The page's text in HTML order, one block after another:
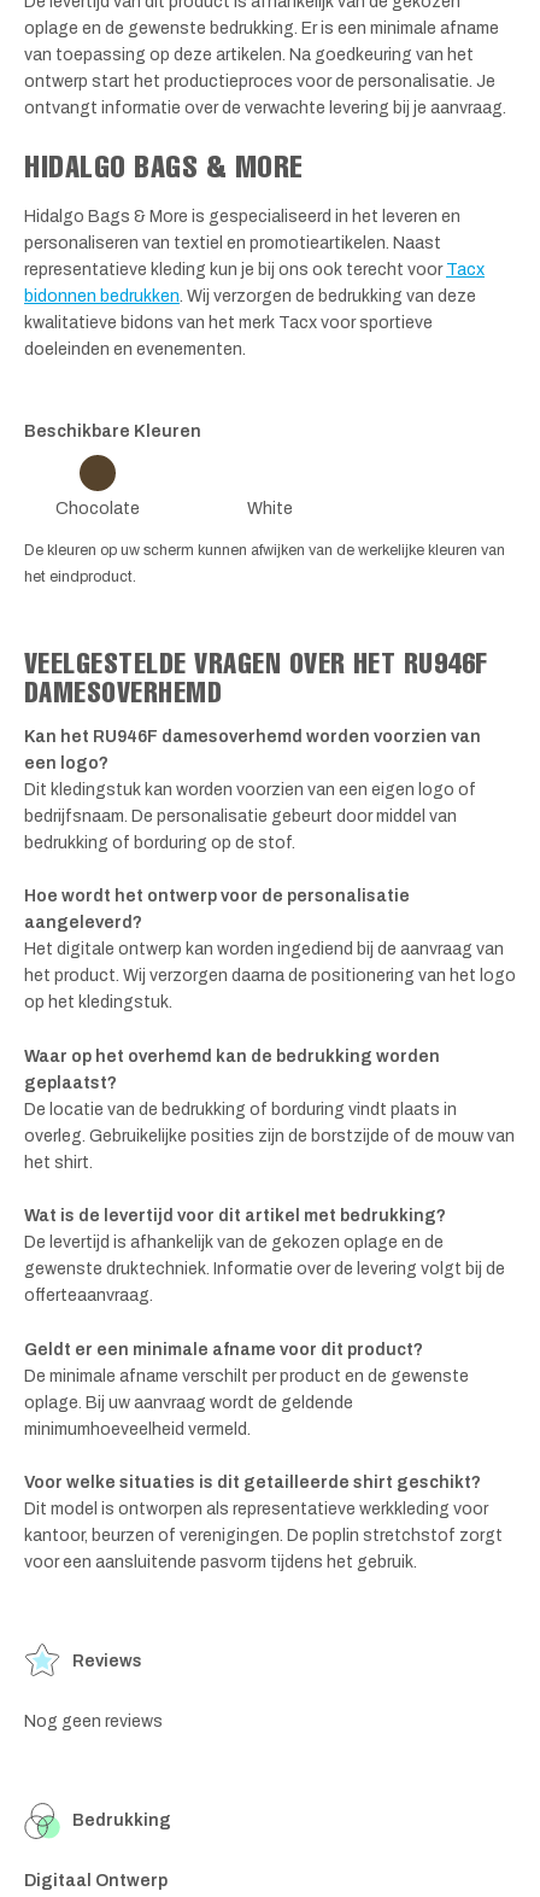
oplage en de gewenste bedrukking. Er is een minimale afname
van toepassing op deze artikelen. Na goedkeuring van het
ontwerp start het productieproces voor de personalisatie. Je
ontvangt informatie over de verwachte levering bij je aanvraag.
HIDALGO BAGS & MORE
Hidalgo Bags & More is gespecialiseerd in het leveren en
personaliseren van textiel en promotieartikelen. Naast
representatieve kleding kun je bij ons ook terecht voor Tacx
bidonnen bedrukken . Wij verzorgen de bedrukking van deze
kwalitatieve bidons van het merk Tacx voor sportieve
doeleinden en evenementen.
Beschikbare Kleuren
Chocolate White
De kleuren op uw scherm kunnen afwijken van de werkelijke kleuren van
het eindproduct.
VEELGESTELDE VRAGEN OVER HET RU946F
DAMESOVERHEMD
Kan het RU946F damesoverhemd worden voorzien van
een logo?
Dit kledingstuk kan worden voorzien van een eigen logo of
bedrijfsnaam. De personalisatie gebeurt door middel van
bedrukking of borduring op de stof.
Hoe wordt het ontwerp voor de personalisatie
aangeleverd?
Het digitale ontwerp kan worden ingediend bij de aanvraag van
het product. Wij verzorgen daarna de positionering van het logo
op het kledingstuk.
Waar op het overhemd kan de bedrukking worden
geplaatst?
De locatie van de bedrukking of borduring vindt plaats in
overleg. Gebruikelijke posities zijn de borstzijde of de mouw van
het shirt.
Wat is de levertijd voor dit artikel met bedrukking?
De levertijd is afhankelijk van de gekozen oplage en de
gewenste druktechniek. Informatie over de levering volgt bij de
offerteaanvraag.
Geldt er een minimale afname voor dit product?
De minimale afname verschilt per product en de gewenste
oplage. Bij uw aanvraag wordt de geldende
minimumhoeveelheid vermeld.
Voor welke situaties is dit getailleerde shirt geschikt?
Dit model is ontworpen als representatieve werkkleding voor
kantoor, beurzen of verenigingen. De poplin stretchstof zorgt
voor een aansluitende pasvorm tijdens het gebruik.
Reviews
Nog geen reviews
Bedrukking
Digitaal Ontwerp